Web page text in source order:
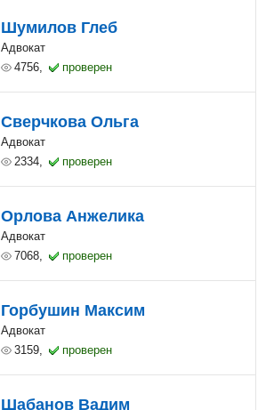
Шумилов Глеб
Адвокат
4756,
проверен
Сверчкова Ольга
Адвокат
2334,
проверен
Орлова Анжелика
Адвокат
7068,
проверен
Горбушин Максим
Адвокат
3159,
проверен
Шабанов Вадим